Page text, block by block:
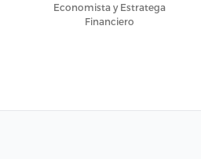
Economista y Estratega
Financiero